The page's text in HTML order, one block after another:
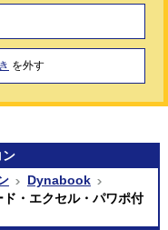
を外す
ン
Dynabook
・エクセル・パワポ付